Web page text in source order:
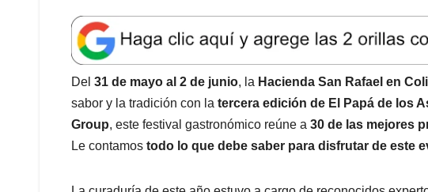
a
t
s
A
p
p
e
b
o
o
k
k
e
d
I
n
l
e
a
d
s
Del 31 de mayo al 2 de junio, la Hacienda San Rafael en
sabor y la tradición con la tercera edición de El Papá de los
Group, este festival gastronómico reúne a 30 de las mejores
Le contamos todo lo que debe saber para disfrutar de este